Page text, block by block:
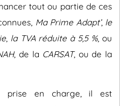
tout ou partie de ces
Ma Prime Adapt’, le
, la TVA réduite à 5,5 %, ou
, de la CARSAT, ou de la
prise en charge, il est